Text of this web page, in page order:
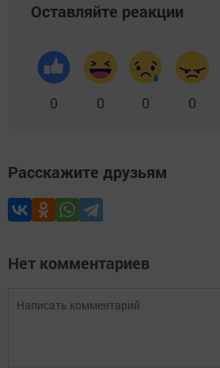
Оставляйте реакции
0 0 0 0
Расскажите друзьям
Нет комментариев